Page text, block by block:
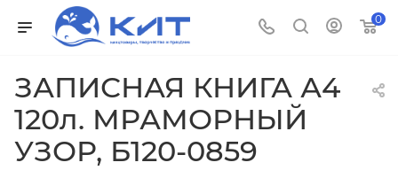
0
ЗАПИСНАЯ КНИГА А4
120л. МРАМОРНЫЙ
УЗОР, Б120-0859